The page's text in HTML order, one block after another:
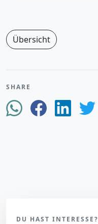
SHARE
Übersicht
DU HAST INTERESSE?